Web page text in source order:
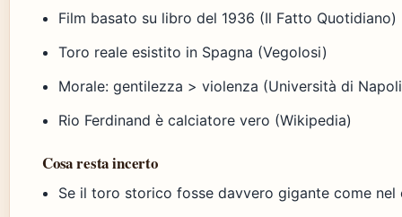
Film basato su libro del 1936 (Il Fatto Quotidiano)
Toro reale esistito in Spagna (Vegolosi)
Morale: gentilezza > violenza (Università di
Rio Ferdinand è calciatore vero (Wikipedia)
Cosa resta incerto
Se il toro storico fosse davvero gigante come nel